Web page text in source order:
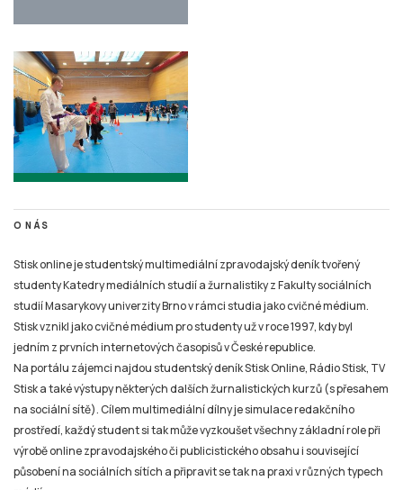
O NÁS
Stisk online je studentský multimediální zpravodajský deník tvořený
studií Masarykovy univerzity Brno v rámci studia jako cvičné médium.
Stisk vznikl jako cvičné médium pro studenty už v roce 1997, kdy byl
jedním z prvních internetových časopisů v České republice.
Na portálu zájemci najdou studentský deník Stisk Online, Rádio Stisk, TV
Stisk a také výstupy některých dalších žurnalistických kurzů (s přesahem
na sociální sítě). Cílem multimediální dílny je simulace redakčního
prostředí, každý student si tak může vyzkoušet všechny základní role při
výrobě online zpravodajského či publicistického obsahu i související
působení na sociálních sítích a připravit se tak na praxi v různých typech
médií.